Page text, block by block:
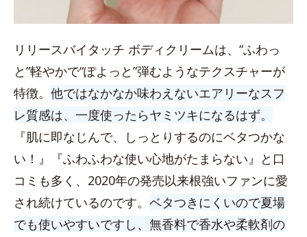
リリースバイタッチ ボディクリームは、“ふわっ
と”軽やかで“ぽよっと”弾むようなテクスチャーが
特徴。 他ではなかなか味わえないエアリーなスフ
レ質感は、一度使ったらヤミツキになるはず。
『肌に即なじんで、しっとりするのにベタつかな
い！』『ふわふわな使い心地がたまらない』と口
コミも多く、2020年の発売以来根強いファンに愛
され続けているのです。 ベタつきにくいので夏場
でも使いやすいですし、無香料で香水や柔軟剤の